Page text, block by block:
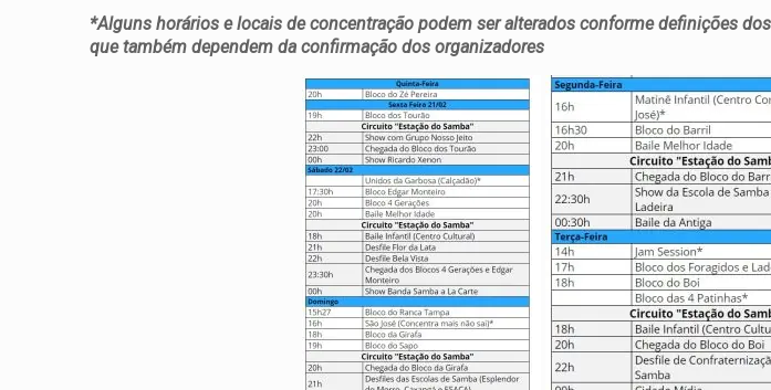
*Alguns horários e locais de concentração podem ser alterados conforme definições
que também dependem da confirmação dos organizadores